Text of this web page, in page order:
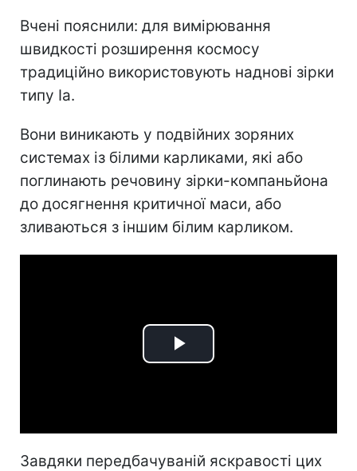
Вчені пояснили: для вимірювання
швидкості розширення космосу
традиційно використовують наднові зірки
типу Ia.
Вони виникають у подвійних зоряних
системах із білими карликами, які або
поглинають речовину зірки-компаньйона
до досягнення критичної маси, або
зливаються з іншим білим карликом.
Play
Завдяки передбачуваній яскравості цих